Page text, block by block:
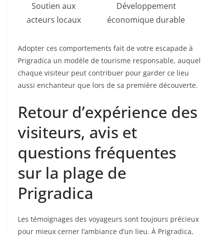
Soutien aux
acteurs locaux
Développement
économique durable
Adopter ces comportements fait de votre escapade à
Prigradica un modèle de tourisme responsable, auquel
chaque visiteur peut contribuer pour garder ce lieu
aussi enchanteur que lors de sa première découverte.
Retour d’expérience des
visiteurs, avis et
questions fréquentes
sur la plage de
Prigradica
Les témoignages des voyageurs sont toujours précieux
pour mieux cerner l’ambiance d’un lieu. À Prigradica,